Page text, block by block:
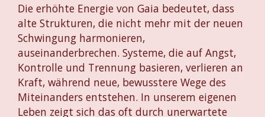
Die erhöhte Energie von Gaia bedeutet, dass
alte Strukturen, die nicht mehr mit der neuen
Schwingung harmonieren,
auseinanderbrechen. Systeme, die auf Angst,
Kontrolle und Trennung basieren, verlieren an
Kraft, während neue, bewusstere Wege des
Miteinanders entstehen. In unserem eigenen
Leben zeigt sich das oft durch unerwartete